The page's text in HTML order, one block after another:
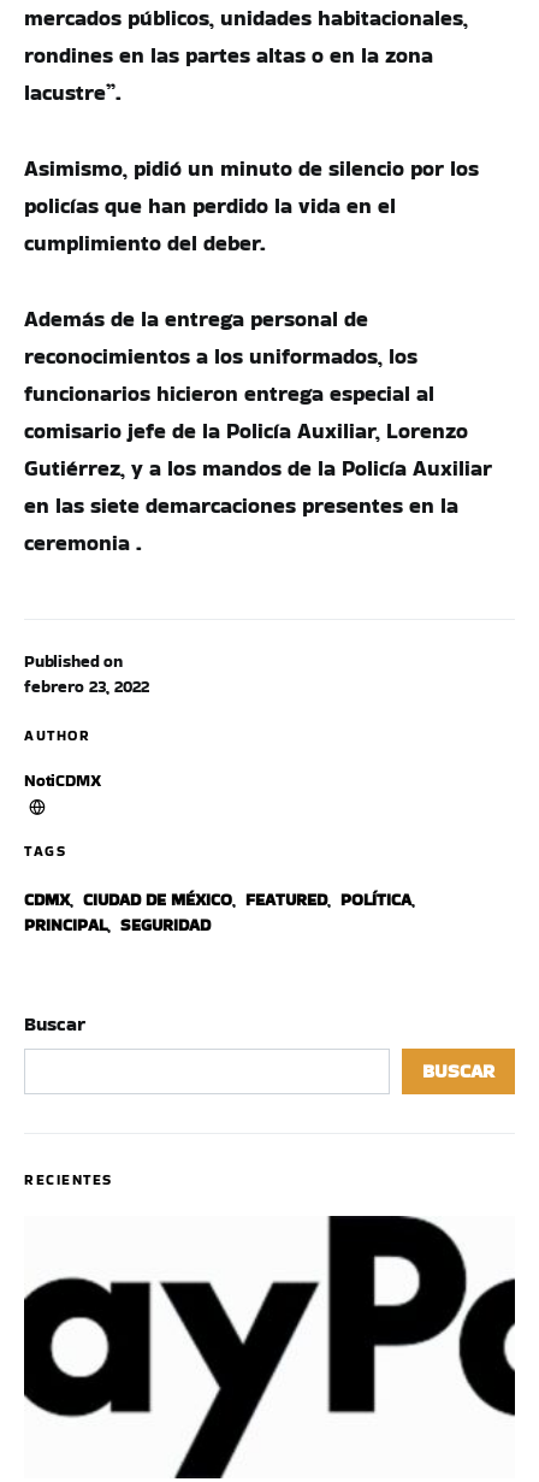
Published on
febrero 23, 2022
AUTHOR
NotiCDMX
TAGS
CDMX, CIUDAD DE MÉXICO, FEATURED, POLÍTICA,
PRINCIPAL, SEGURIDAD
mercados públicos, unidades habitacionales,
rondines en las partes altas o en la zona
lacustre”.
Asimismo, pidió un minuto de silencio por los
policías que han perdido la vida en el
cumplimiento del deber.
Además de la entrega personal de
reconocimientos a los uniformados, los
funcionarios hicieron entrega especial al
comisario jefe de la Policía Auxiliar, Lorenzo
Gutiérrez, y a los mandos de la Policía Auxiliar
en las siete demarcaciones presentes en la
ceremonia .
Buscar
BUSCAR
RECIENTES